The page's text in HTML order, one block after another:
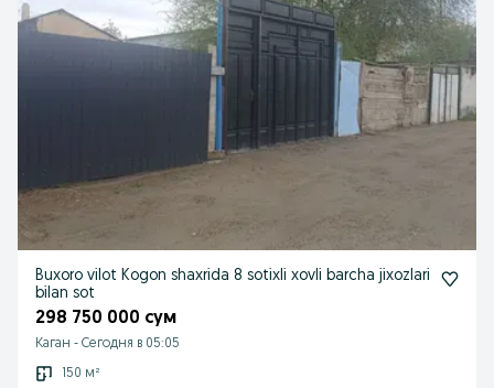
Buxoro vilot Kogon shaxrida 8 sotixli xovli barcha jixozlari
bilan sot
298 750 000 сум
Каган - Сегодня в 05:05
150 м²